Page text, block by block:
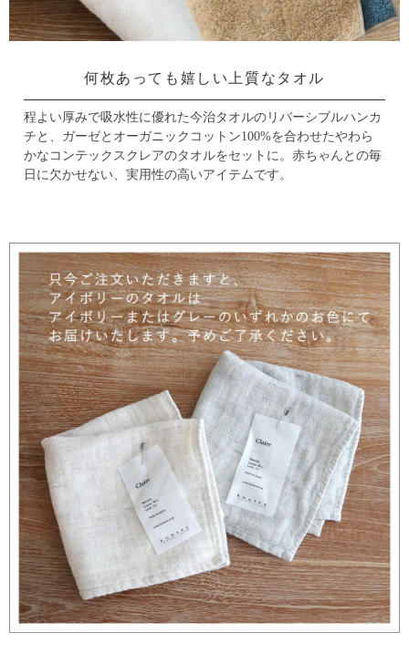
何枚あっても嬉しい上質なタオル
程よい厚みで吸水性に優れた今治タオルのリバーシブルハンカ
チと、 ガーゼとオーガニックコットン100%を合わせたやわら
かなコンテックスクレアのタオルをセットに。 赤ちゃんとの毎
日に欠かせない、実用性の高いアイテムです。